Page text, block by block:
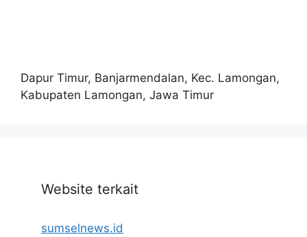
Dapur Timur, Banjarmendalan, Kec. Lamongan,
Kabupaten Lamongan, Jawa Timur
Website terkait
sumselnews.id